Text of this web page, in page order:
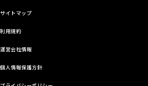
サイトマップ
利用規約
運営会社情報
個人情報保護方針